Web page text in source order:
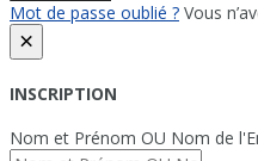
Mot de passe oublié ? Vous
×
INSCRIPTION
Nom et Prénom OU Nom de